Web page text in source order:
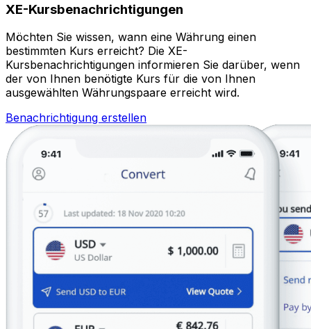
XE-Kursbenachrichtigungen
Möchten Sie wissen, wann eine Währung einen
bestimmten Kurs erreicht? Die XE-
Kursbenachrichtigungen informieren Sie darüber, wenn
der von Ihnen benötigte Kurs für die von Ihnen
ausgewählten Währungspaare erreicht wird.
Benachrichtigung erstellen